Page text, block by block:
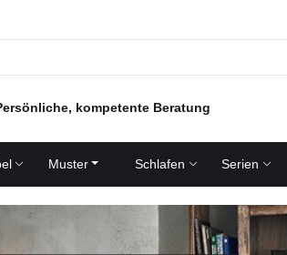
kompetente Beratung
Muster Schlafen Serien